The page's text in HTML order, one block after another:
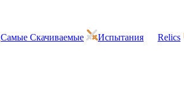
Самые Скачиваемые Испытания Relics